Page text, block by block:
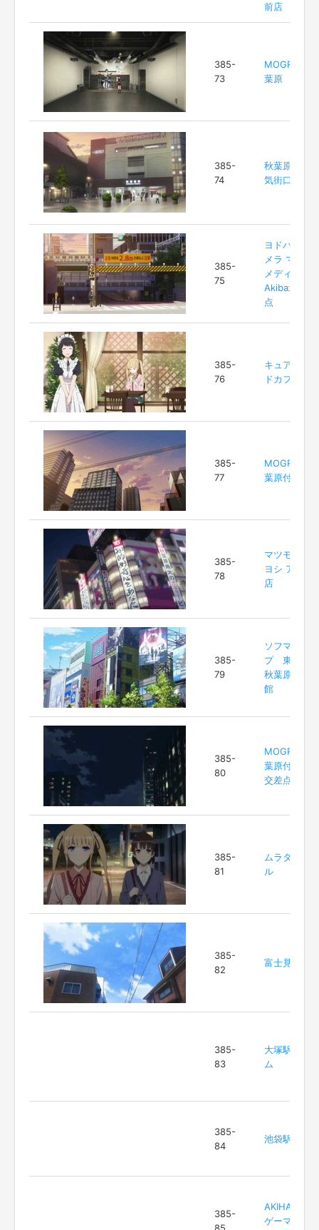
前店
385-
73
MOGRA 秋
葉原
385-
74
秋葉原駅電
気街口
385-
75
ヨドバシカ
メラ マルチ
メディア
Akiba北交差
点
385-
76
キュアメイ
ドカフェ
385-
77
MOGRA 秋
葉原付近
385-
78
マツモトキ
ヨシ アキバ
店
385-
79
ソフマッ
プ 東京・
秋葉原 本
館
385-
80
MOGRA 秋
葉原付近の
交差点
385-
81
ムラタヤビ
ル
385-
82
富士見坂
385-
83
大塚駅ホー
ム
385-
84
池袋駅西口
385-
AKIHABARA
ゲーマーズ